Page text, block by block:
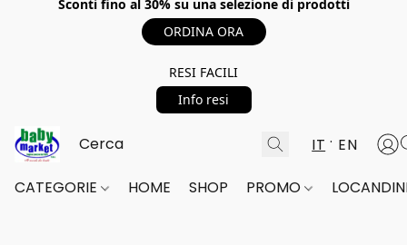
Sconti fino al 30% su una selezione di prodotti
ORDINA ORA
RESI FACILI
Info resi
IT EN
CATEGORIE HOME SHOP PROMO